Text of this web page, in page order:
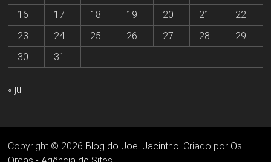
16
17 18 19 20 21
22
23
24 25 26 27 28
29
30
31
« jul
Copyright © 2026 Blog do Joel Jacintho . Criado por Os